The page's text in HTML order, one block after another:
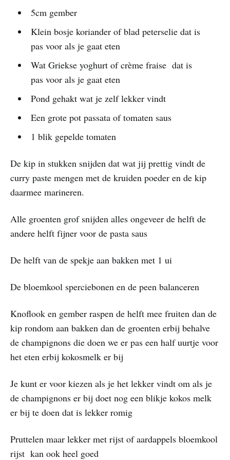
5cm gember
Klein bosje koriander of blad peterselie dat is
pas voor als je gaat eten
Wat Griekse yoghurt of crème fraise dat is
pas voor als je gaat eten
Pond gehakt wat je zelf lekker vindt
Een grote pot passata of tomaten saus
1 blik gepelde tomaten
De kip in stukken snijden dat wat jij prettig vindt de
curry paste mengen met de kruiden poeder en de kip
daarmee marineren.
Alle groenten grof snijden alles ongeveer de helft de
andere helft fijner voor de pasta saus
De helft van de spekje aan bakken met 1 ui
De bloemkool sperciebonen en de peen balanceren
Knoflook en gember raspen de helft mee fruiten dan de
kip rondom aan bakken dan de groenten erbij behalve
de champignons die doen we er pas een half uurtje voor
het eten erbij kokosmelk er bij
Je kunt er voor kiezen als je het lekker vindt om als je
de champignons er bij doet nog een blikje kokos melk
er bij te doen dat is lekker romig
Pruttelen maar lekker met rijst of aardappels bloemkool
rijst kan ook heel goed